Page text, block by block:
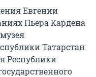
Евгении
Пьера Кардена
Татарстан
Республики